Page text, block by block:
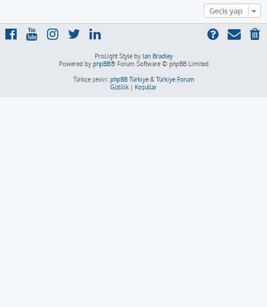
Geçiş yap
ProLight Style by Ian Bradley
Powered by phpBB® Forum Software © phpBB Limited
Türkçe çeviri: phpBB Türkiye& Türkiye Forum
Gizlilik | Koşullar